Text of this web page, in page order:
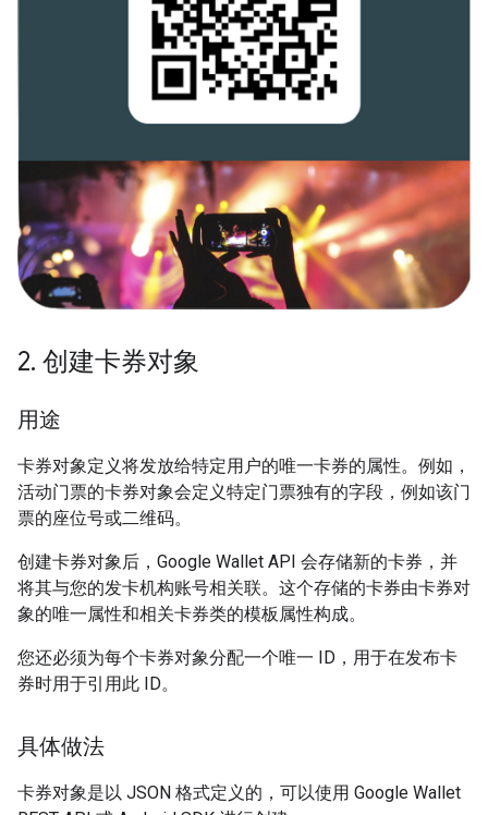
2. 创建卡券对象
用途
卡券对象定义将发放给特定用户的唯一卡券的属性。例如，
活动门票的卡券对象会定义特定门票独有的字段，例如该门
票的座位号或二维码。
创建卡券对象后，Google Wallet API 会存储新的卡券，并
将其与您的发卡机构账号相关联。这个存储的卡券由卡券对
象的唯一属性和相关卡券类的模板属性构成。
您还必须为每个卡券对象分配一个唯一 ID，用于在发布卡
券时用于引用此 ID。
具体做法
卡券对象是以 JSON 格式定义的，可以使用 Google Wallet